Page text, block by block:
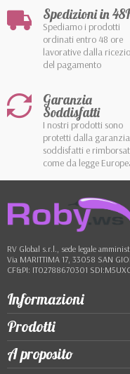
Spedizioni in
Spediamo i prodotti
ordinati entro 48 ore
lavorative dalla
del pagamento
Garanzia
Soddisfatti
I nostri prodotti sono
protetti dalla garanzia
soddisfatti e
come da legge
RV Global s.r.l., sede legale
Via MARITTIMA 17, 33058 SAN
CF&PI: IT02788670301
Informazioni
Prodotti
A proposito